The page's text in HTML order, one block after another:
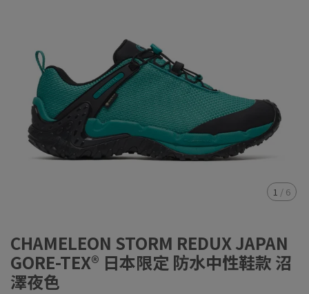
1 / 6
CHAMELEON STORM REDUX JAPAN
GORE-TEX® 日本限定 防水中性鞋款 沼
澤夜色